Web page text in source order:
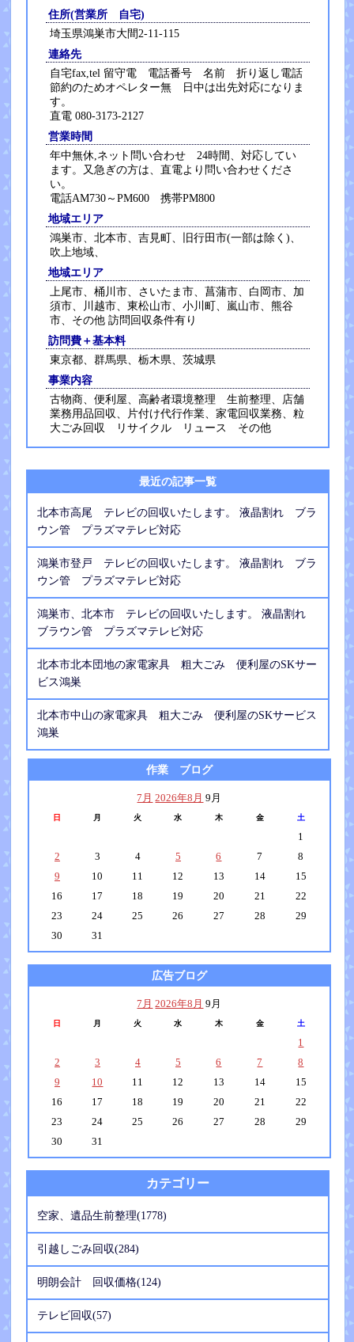
住所(営業所 自宅)
埼玉県鴻巣市大間2-11-115
連絡先
自宅fax,tel 留守電 電話番号 名前 折り返し電話
節約のためオペレター無 日中は出先対応になりま
す。
直電 080-3173-2127
営業時間
年中無休,ネット問い合わせ 24時間、対応してい
ます。又急ぎの方は、直電より問い合わせくださ
い。
電話AM730～PM600 携帯PM800
地域エリア
鴻巣市、北本市、吉見町、旧行田市(一部は除く)、
吹上地域、
地域エリア
上尾市、桶川市、さいたま市、菖蒲市、白岡市、加
須市、川越市、東松山市、小川町、嵐山市、熊谷
市、その他 訪問回収条件有り
訪問費＋基本料
東京都、群馬県、栃木県、茨城県
事業内容
古物商、便利屋、高齢者環境整理 生前整理、店舗
業務用品回収、片付け代行作業、家電回収業務、粒
大ごみ回収 リサイクル リュース その他
最近の記事一覧
北本市高尾 テレビの回収いたします。 液晶割れ ブラ
ウン管 プラズマテレビ対応
鴻巣市登戸 テレビの回収いたします。 液晶割れ ブラ
ウン管 プラズマテレビ対応
鴻巣市、北本市 テレビの回収いたします。 液晶割れ
ブラウン管 プラズマテレビ対応
北本市北本団地の家電家具 粗大ごみ 便利屋のSKサー
ビス鴻巣
北本市中山の家電家具 粗大ごみ 便利屋のSKサービス
鴻巣
作業 ブログ
7月 2026年8月 9月
日 月 火 水 木 金 土
1
2
3 4 5 6 7
8
9
10 11 12 13 14
15
16
17 18 19 20 21
22
23
24 25 26 27 28
29
30
31
広告ブログ
7月 2026年8月 9月
日 月 火 水 木 金 土
1
2
3 4 5 6 7
8
9
10 11 12 13 14
15
16
17 18 19 20 21
22
23
24 25 26 27 28
29
30
31
カテゴリー
空家、遺品生前整理(1778)
引越しごみ回収(284)
明朗会計 回収価格(124)
テレビ回収(57)